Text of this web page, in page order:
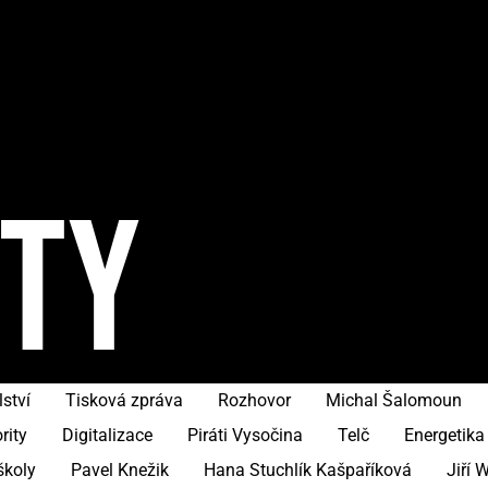
Tisková zpráva Rozhovor
Michal Šalomoun
Digitalizace Piráti Vysočina Telč
Energetika
Pavel Knežik Hana Stuchlík Kašpaříková Jiří